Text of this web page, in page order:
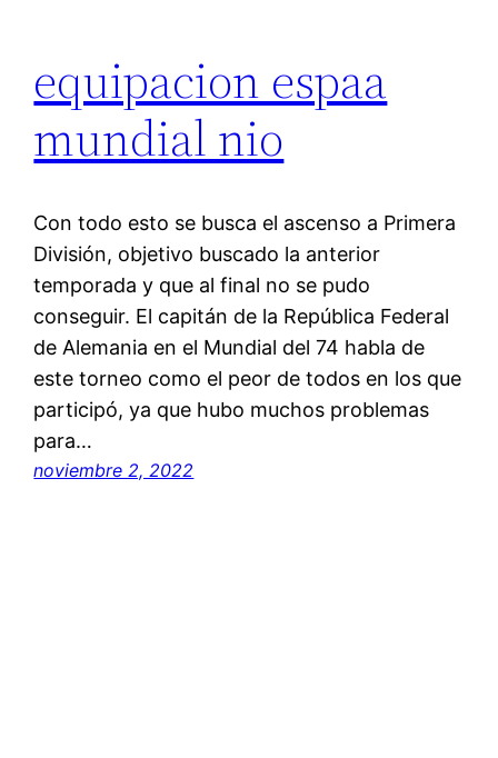
equipacion espaa
mundial nio
Con todo esto se busca el ascenso a Primera
División, objetivo buscado la anterior
temporada y que al final no se pudo
conseguir. El capitán de la República Federal
de Alemania en el Mundial del 74 habla de
este torneo como el peor de todos en los que
participó, ya que hubo muchos problemas
para…
noviembre 2, 2022